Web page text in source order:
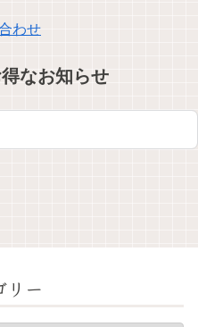
わせ
なお知らせ
リー